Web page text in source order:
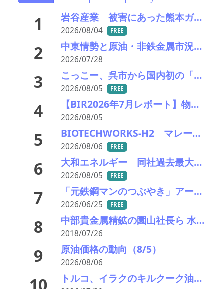
1 岩谷産業 被害にあった熊本ガスセンターの稼働を再開
2026/08/04 FREE
2 中東情勢と原油・非鉄金属市況の行方――エモリファンドマネジメントの江守哲氏に聞く
2026/07/28
3 こっこー、呉市から国内初の「グリーン水素×資源再生」モデル構築に向けた実証実験を開始
2026/08/05 FREE
4 【BIR2026年7月レポート】物流コスト増がリサイクル市場に影響
2026/08/05
5 BIOTECHWORKS-H2 マレーシア／廃棄物起源水素製造事業実施可能性調査事業が、経産省の令7年補正グローバルサウス未来志向型共創等事業費補助金に採択
2026/08/06 FREE
6 大和エネルギー 同社過去最大規模となる太陽光発電所のリパワリングを実施
2026/08/05 FREE
7 「元鉄鋼マンのつぶやき」アーカイブ
2026/06/25 FREE
8 中部貴金属精鉱の園山社長ら 水質汚濁防止法違反の疑いで逮捕さる
2018/07/26
9 原油価格の動向（8/5）
2026/08/06
トルコ、イラクのキルクーク油田への権益取得と資源対価インフラ協定を締結